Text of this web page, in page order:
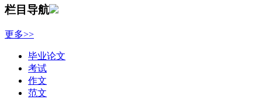
栏目导航
更多>>
毕业论文
考试
作文
范文